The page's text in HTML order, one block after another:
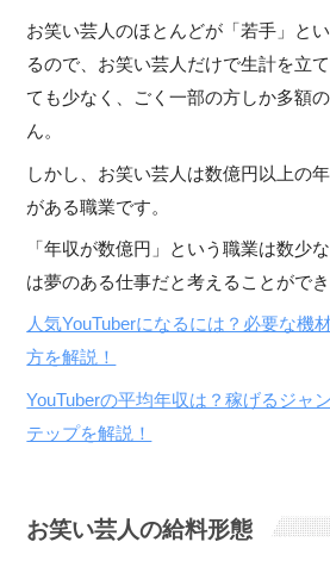
お笑い芸人のほとんどが「若手」と
るので、お笑い芸人だけで生計を立
ても少なく、ごく一部の方しか多額
ん。
しかし、お笑い芸人は数億円以上の
がある職業です。
「年収が数億円」という職業は数少
は夢のある仕事だと考えることができ
人気YouTuberになるには？必要な機
方を解説！
YouTuberの平均年収は？稼げるジャ
テップを解説！
お笑い芸人の給料形態